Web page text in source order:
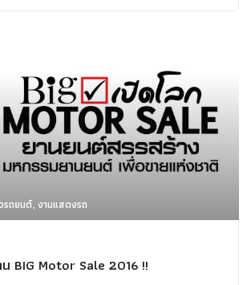
ถยนต์, งานแสดงรถ
BIG Motor Sale 2016 !!